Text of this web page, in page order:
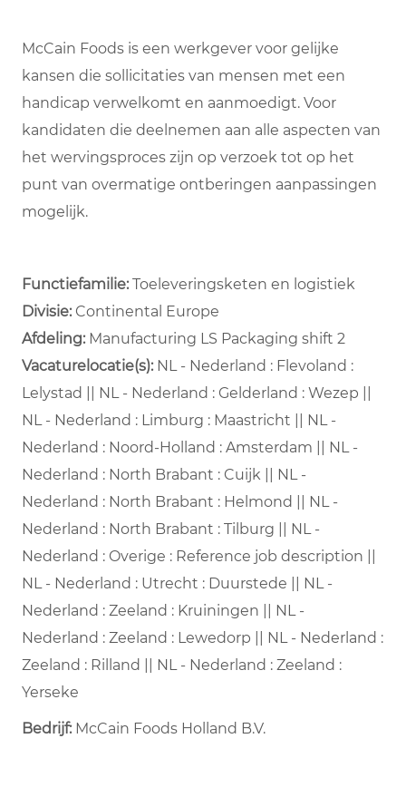
McCain Foods is een werkgever voor gelijke
kansen die sollicitaties van mensen met een
handicap verwelkomt en aanmoedigt. Voor
kandidaten die deelnemen aan alle aspecten van
het wervingsproces zijn op verzoek tot op het
punt van overmatige ontberingen aanpassingen
mogelijk.
Functiefamilie:Toeleveringsketen en logistiek
Divisie: Continental Europe
Afdeling: ​ Manufacturing LS Packaging shift 2 ​
Vacaturelocatie(s):NL - Nederland : Flevoland :
Lelystad || NL - Nederland : Gelderland : Wezep ||
NL - Nederland : Limburg : Maastricht || NL -
Nederland : Noord-Holland : Amsterdam || NL -
Nederland : North Brabant : Cuijk || NL -
Nederland : North Brabant : Helmond || NL -
Nederland : North Brabant : Tilburg || NL -
Nederland : Overige : Reference job description ||
NL - Nederland : Utrecht : Duurstede || NL -
Nederland : Zeeland : Kruiningen || NL -
Nederland : Zeeland : Lewedorp || NL - Nederland :
Zeeland : Rilland || NL - Nederland : Zeeland :
Yerseke
Bedrijf: McCain Foods Holland B.V.